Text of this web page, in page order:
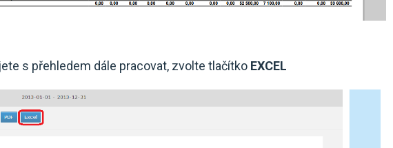
s přehledem dále pracovat, zvolte tlačítko EXCEL